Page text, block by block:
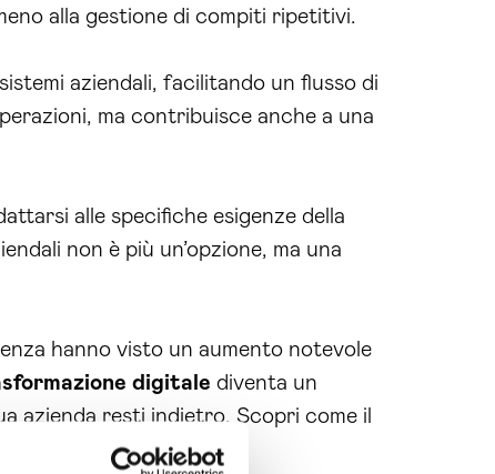
alla gestione di compiti ripetitivi.
aziendali, facilitando un flusso di
ma contribuisce anche a una
alle specifiche esigenze della
non è più un’opzione, ma una
hanno visto un aumento notevole
digitale diventa un
azienda resti indietro. Scopri come il